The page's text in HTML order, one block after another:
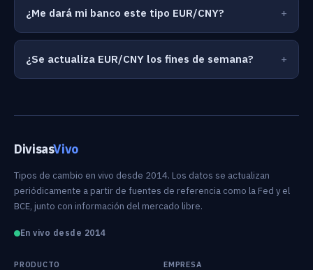
¿Me dará mi banco este tipo EUR/CNY?
¿Se actualiza EUR/CNY los fines de semana?
DivisasVivo
Tipos de cambio en vivo desde 2014. Los datos se actualizan
periódicamente a partir de fuentes de referencia como la Fed y el
BCE, junto con información del mercado libre.
En vivo desde 2014
PRODUCTO EMPRESA